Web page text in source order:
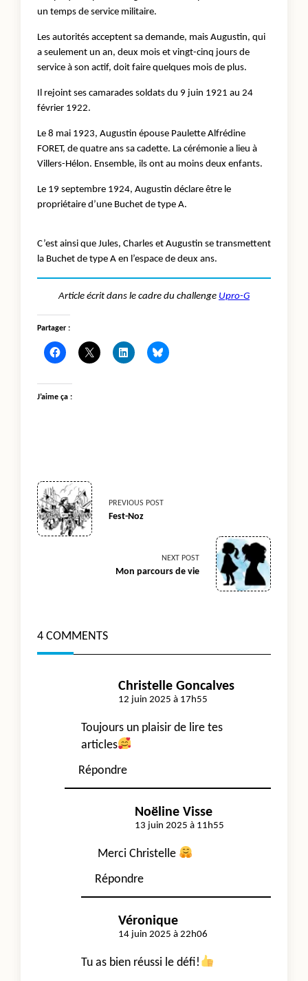
un temps de service militaire.
Les autorités acceptent sa demande, mais Augustin, qui
a seulement un an, deux mois et vingt-cinq jours de
service à son actif, doit faire quelques mois de plus.
Il rejoint ses camarades soldats du 9 juin 1921 au 24
février 1922.
Le 8 mai 1923, Augustin épouse Paulette Alfrédine
FORET, de quatre ans sa cadette. La cérémonie a lieu à
Villers-Hélon. Ensemble, ils ont au moins deux enfants.
Le 19 septembre 1924, Augustin déclare être le
propriétaire d’une Buchet de type A.
C’est ainsi que Jules, Charles et Augustin se transmettent
la Buchet de type A en l’espace de deux ans.
Article écrit dans le cadre du challenge Upro-G
Partager :
J’aime ça :
<span
class="nav-
subtitle
reader-
PREVIOUS POST
Fest-Noz
NEXT POST
Mon parcours de vie
4 COMMENTS
Christelle Goncalves
12 juin 2025 à 17h55
Toujours un plaisir de lire tes
articles
Répondre
Noëline Visse
13 juin 2025 à 11h55
Merci Christelle
Répondre
Véronique
14 juin 2025 à 22h06
Tu as bien réussi le défi!